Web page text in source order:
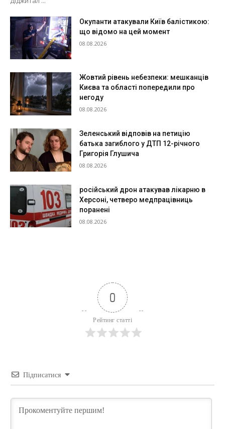
Окупанти атакували Київ балістикою:
що відомо на цей момент
08.08.2026
Жовтий рівень небезпеки: мешканців
Києва та області попередили про
негоду
08.08.2026
Зеленський відповів на петицію
батька загиблого у ДТП 12-річного
Григорія Глушича
08.08.2026
російський дрон атакував лікарню в
Херсоні, четверо медпрацівниць
поранені
08.08.2026
0
Рейтинг статті
Підписатися